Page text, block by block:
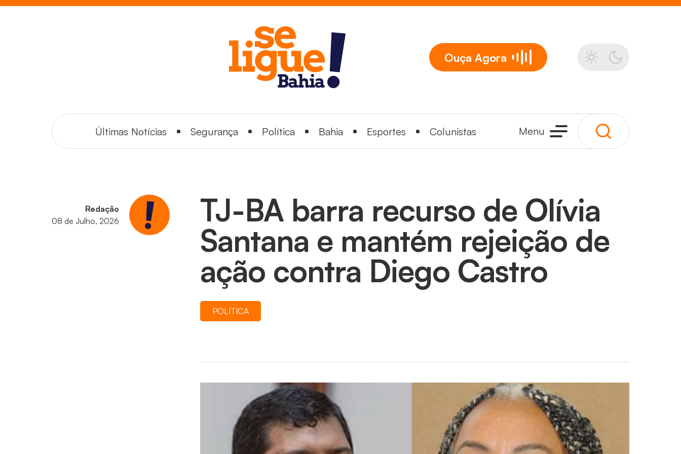
Ouça Agora
Últimas Notícias Segurança Política Bahia Esportes Colunistas Menu
Redação
08 de Julho, 2026
TJ-BA barra recurso de Olívia
Santana e mantém rejeição de
ação contra Diego Castro
POLÍTICA